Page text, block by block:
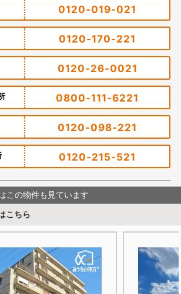
0120-019-021
0120-170-221
0120-26-0021
0800-111-6221
0120-098-221
0120-215-521
この物件も見ています
こちら